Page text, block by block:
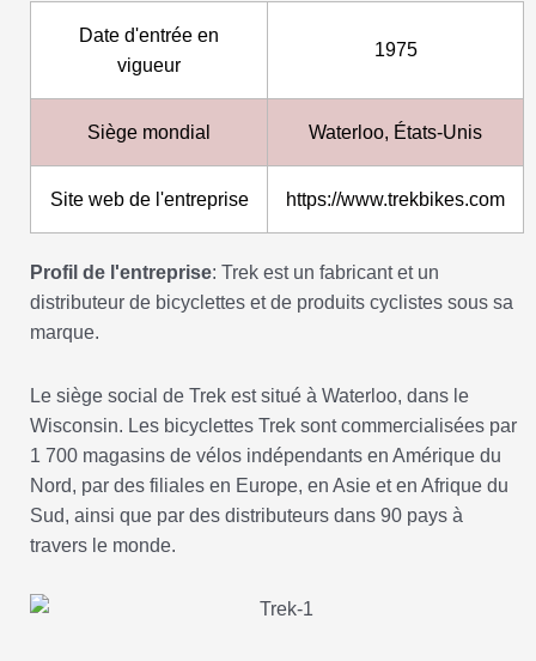
Date d'entrée en
vigueur
1975
Siège mondial Waterloo, États-Unis
Site web de l'entreprise https://www.trekbikes.com
Profil de l'entreprise: Trek est un fabricant et un
distributeur de bicyclettes et de produits cyclistes sous sa
marque.
Le siège social de Trek est situé à Waterloo, dans le
Wisconsin. Les bicyclettes Trek sont commercialisées par
1 700 magasins de vélos indépendants en Amérique du
Nord, par des filiales en Europe, en Asie et en Afrique du
Sud, ainsi que par des distributeurs dans 90 pays à
travers le monde.